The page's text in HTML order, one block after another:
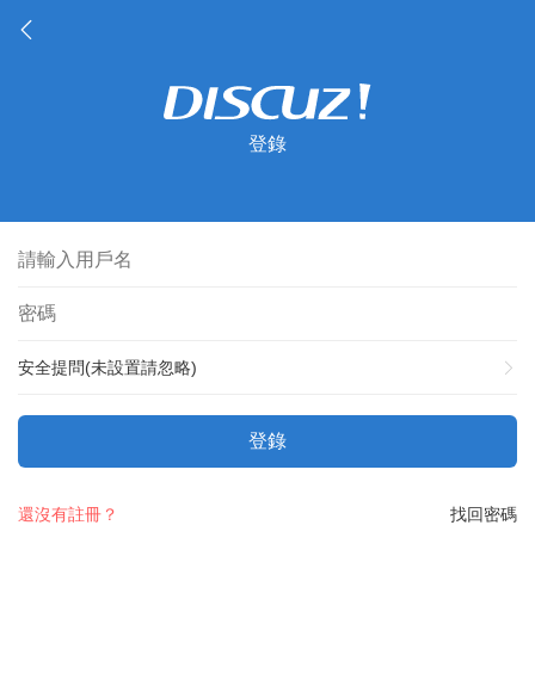
登錄
安全提問(未設置請忽略)
登錄
找回密碼
還沒有註冊？